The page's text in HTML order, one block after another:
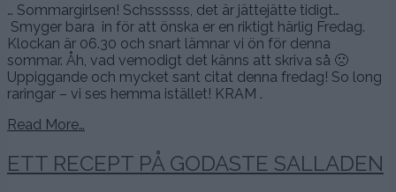
… Sommargirlsen! Schssssss, det är jättejätte tidigt…
Smyger bara in för att önska er en riktigt härlig Fredag.
Klockan är 06.30 och snart lämnar vi ön för denna
sommar. Åh, vad vemodigt det känns att skriva så 🙁
Uppiggande och mycket sant citat denna fredag! So long
raringar – vi ses hemma istället! KRAM .
Read More…
ETT RECEPT PÅ GODASTE SALLADEN